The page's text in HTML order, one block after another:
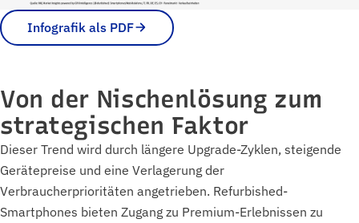
Infografik als PDF
Von der Nischenlösung zum
strategischen Faktor
Dieser Trend wird durch längere Upgrade-Zyklen, steigende
Gerätepreise und eine Verlagerung der
Verbraucherprioritäten angetrieben. Refurbished-
Smartphones bieten Zugang zu Premium-Erlebnissen zu